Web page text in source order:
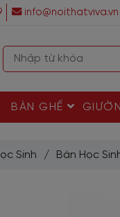
info@noithatviva.vn
BÀN GHẾ
Sinh / Bàn Học